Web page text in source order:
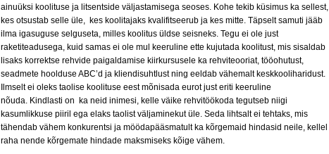
ainuüksi koolituse ja litsentside väljastamisega seoses. Kohe tekib küsimus ka sellest,
kes otsustab selle üle, kes koolitajaks kvalifitseerub ja kes mitte. Täpselt samuti jääb
ilma igasuguse selguseta, milles koolitus üldse seisneks. Tegu ei ole just
raketiteadusega, kuid samas ei ole mul keeruline ette kujutada koolitust, mis sisaldab
lisaks korrektse rehvide paigaldamise kiirkursusele ka rehviteooriat, tööohutust,
seadmete hoolduse ABC’d ja kliendisuhtlust ning eeldab vähemalt keskkooliharidust.
Ilmselt ei oleks taolise koolituse eest mõnisada eurot just eriti keeruline
nõuda. Kindlasti on ka neid inimesi, kelle väike rehvitöökoda tegutseb niigi
kasumlikkuse piiril ega elaks taolist väljaminekut üle. Seda lihtsalt ei tehtaks, mis
tähendab vähem konkurentsi ja möödapääsmatult ka kõrgemaid hindasid neile, kellel
raha nende kõrgemate hindade maksmiseks kõige vähem.